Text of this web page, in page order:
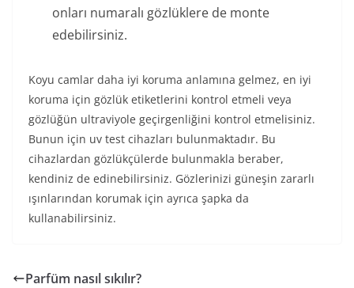
onları numaralı gözlüklere de monte
edebilirsiniz.
Koyu camlar daha iyi koruma anlamına gelmez, en iyi
koruma için gözlük etiketlerini kontrol etmeli veya
gözlüğün ultraviyole geçirgenliğini kontrol etmelisiniz.
Bunun için uv test cihazları bulunmaktadır. Bu
cihazlardan gözlükçülerde bulunmakla beraber,
kendiniz de edinebilirsiniz. Gözlerinizi güneşin zararlı
ışınlarından korumak için ayrıca şapka da
kullanabilirsiniz.
Parfüm nasıl sıkılır?